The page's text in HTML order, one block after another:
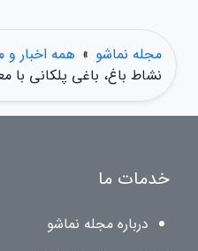
مجله نماشو » همه اخبار و
نشاط باغ، باغی پلکانی با
خدمات ما
درباره مجله نماشو